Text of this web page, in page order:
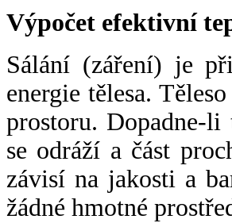
Výpočet efektivní
Sálání (záření) je
energie tělesa.
prostoru. Dopadne-li
se odráží a část
závisí na jakosti a
žádné hmotné